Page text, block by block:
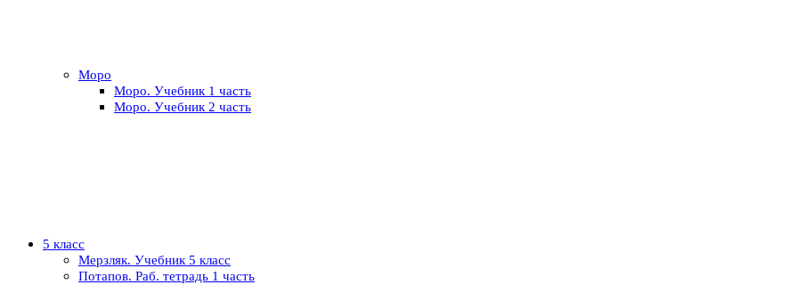
Моро
Моро. Учебник 1 часть
Моро. Учебник 2 часть
5 класс
Мерзляк. Учебник 5 класс
Потапов. Раб. тетрадь 1 часть